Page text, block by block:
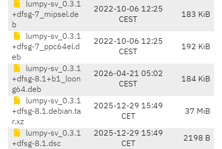
lumpy-sv_0.3.1
+dfsg-7_mipsel.de
b
2022-10-06 12:25
CEST
183 KiB
lumpy-sv_0.3.1
+dfsg-7_ppc64el.d
eb
2022-10-06 12:25
CEST
192 KiB
lumpy-sv_0.3.1
+dfsg-8.1+b1_loon
g64.deb
2026-04-21 05:02
CEST
184 KiB
lumpy-sv_0.3.1
+dfsg-8.1.debian.ta
r.xz
2025-12-29 15:49
CET
37 MiB
lumpy-sv_0.3.1
+dfsg-8.1.dsc
2025-12-29 15:49
CET
2198 B